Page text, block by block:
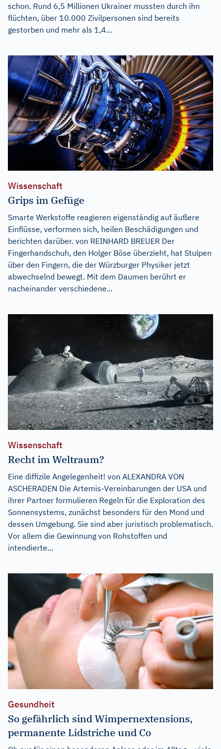
schon. Rund 6,5 Millionen Ukrainer mussten durch ihn
flüchten, über 10.000 Zivilpersonen sind bereits
gestorben und mehr als 1,4...
Wissenschaft
Grips im Gefüge
Smarte Werkstoffe reagieren eigenständig auf äußere
Einflüsse, verformen sich, heilen Beschädigungen und
berichten darüber. von REINHARD BREUER Der
Fingerhandschuh, den Holger Böse überzieht, hat Stulpen
über den Fingern, die der Würzburger Physiker jetzt
abwechselnd bewegt. Mit dem Daumen berührt er
nacheinander verschiedene...
Wissenschaft
Recht im Weltraum?
Eine diffizile Angelegenheit! von ALEXANDRA VON
ASCHERADEN Die Artemis-Vereinbarungen der USA und
ihrer Partner formulieren Regeln für die Exploration des
Sonnensystems, zunächst besonders für den Mond und
dessen Umgebung. Sie sind aber juristisch problematisch.
Vor allem die Gewinnung von Rohstoffen und
intendierte...
Gesundheit
So gefährlich sind Wimpernextensions,
permanente Lidstriche und Co